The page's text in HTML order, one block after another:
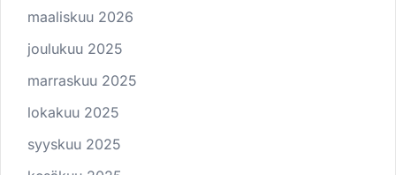
maaliskuu 2026
joulukuu 2025
marraskuu 2025
lokakuu 2025
syyskuu 2025